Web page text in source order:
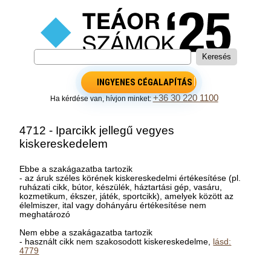
INGYENES CÉGALAPÍTÁS
Ha kérdése van, hívjon minket:+36 30 220 1100
4712 - Iparcikk jellegű vegyes
kiskereskedelem
Ebbe a szakágazatba tartozik
- az áruk széles körének kiskereskedelmi értékesítése (pl.
ruházati cikk, bútor, készülék, háztartási gép, vasáru,
kozmetikum, ékszer, játék, sportcikk), amelyek között az
élelmiszer, ital vagy dohányáru értékesítése nem
meghatározó
Nem ebbe a szakágazatba tartozik
- használt cikk nem szakosodott kiskereskedelme, lásd:
4779